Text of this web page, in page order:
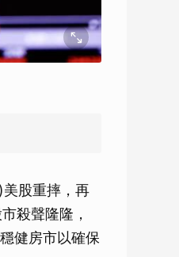
股重摔，再
殺聲隆隆，
健房市以確保